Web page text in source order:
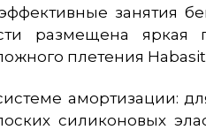
занятия
размещена яркая
плетения
амортизации:
силиконовых